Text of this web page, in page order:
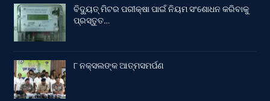
ବିଦ୍ୟୁତ୍ ମିଟର ପରୀକ୍ଷା ପାଇଁ ନିୟମ ସଂଶୋଧନ କରିବାକୁ
ପ୍ରସ୍ତୁତ…
୮ ନକ୍ସଲଙ୍କ ଆତ୍ମସମର୍ପଣ